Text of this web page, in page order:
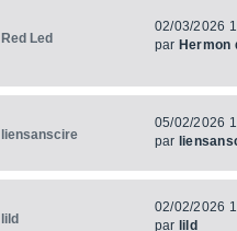
Red Led
02/03/2026
par Hermon
liensanscire
05/02/2026
par
lild
02/02/2026
par lild